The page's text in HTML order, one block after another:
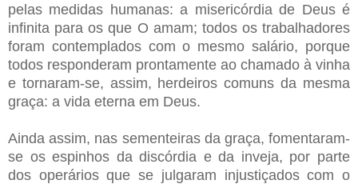
pelas medidas humanas: a misericórdia de Deus é
infinita para os que O amam; todos os trabalhadores
foram contemplados com o mesmo salário, porque
todos responderam prontamente ao chamado à vinha
e tornaram-se, assim, herdeiros comuns da mesma
graça: a vida eterna em Deus.
Ainda assim, nas sementeiras da graça, fomentaram-
se os espinhos da discórdia e da inveja, por parte
dos operários que se julgaram injustiçados com o